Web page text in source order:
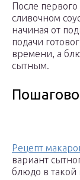
После
сливочном
начиная от
подачи
времени, а
сытным.
Рецепт
вариант
блюдо в такой